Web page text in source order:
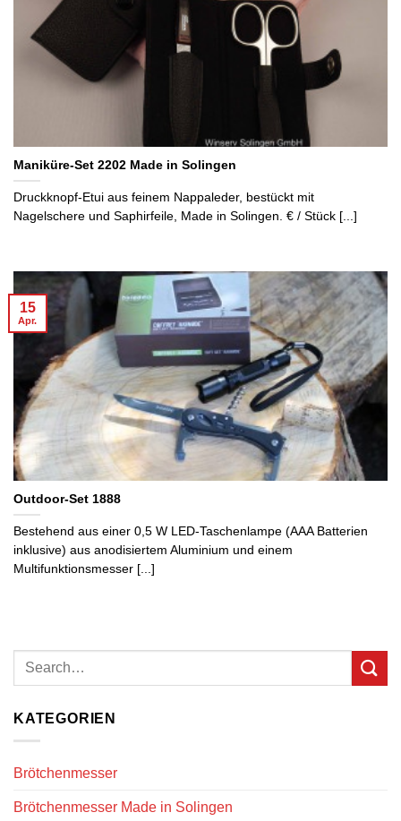
Maniküre-Set 2202 Made in Solingen
Druckknopf-Etui aus feinem Nappaleder, bestückt mit
Nagelschere und Saphirfeile, Made in Solingen. € / Stück [...]
Outdoor-Set 1888
Bestehend aus einer 0,5 W LED-Taschenlampe (AAA Batterien
inklusive) aus anodisiertem Aluminium und einem
Multifunktionsmesser [...]
15
Apr.
KATEGORIEN
Brötchenmesser
Brötchenmesser Made in Solingen